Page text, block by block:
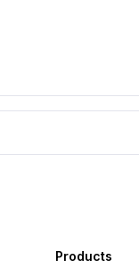
Products